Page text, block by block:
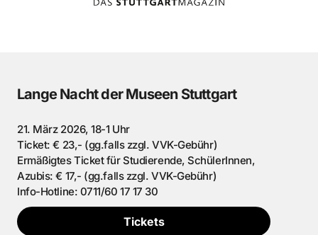
Lange Nacht der Museen Stuttgart
21. März 2026, 18-1 Uhr
Ticket: € 23,- (gg.falls zzgl. VVK-Gebühr)
Ermäßigtes Ticket für Studierende, SchülerInnen,
Azubis: € 17,- (gg.falls zzgl. VVK-Gebühr)
Info-Hotline: 0711/60 17 17 30
Tickets